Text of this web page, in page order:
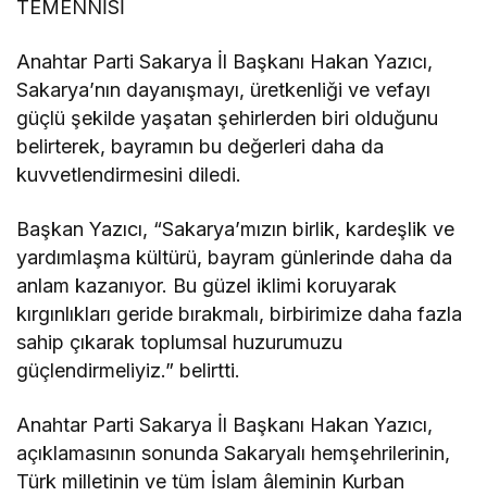
TEMENNİSİ
Anahtar Parti Sakarya İl Başkanı Hakan Yazıcı,
Sakarya’nın dayanışmayı, üretkenliği ve vefayı
güçlü şekilde yaşatan şehirlerden biri olduğunu
belirterek, bayramın bu değerleri daha da
kuvvetlendirmesini diledi.
Başkan Yazıcı, “Sakarya’mızın birlik, kardeşlik ve
yardımlaşma kültürü, bayram günlerinde daha da
anlam kazanıyor. Bu güzel iklimi koruyarak
kırgınlıkları geride bırakmalı, birbirimize daha fazla
sahip çıkarak toplumsal huzurumuzu
güçlendirmeliyiz.” belirtti.
Anahtar Parti Sakarya İl Başkanı Hakan Yazıcı,
açıklamasının sonunda Sakaryalı hemşehrilerinin,
Türk milletinin ve tüm İslam âleminin Kurban